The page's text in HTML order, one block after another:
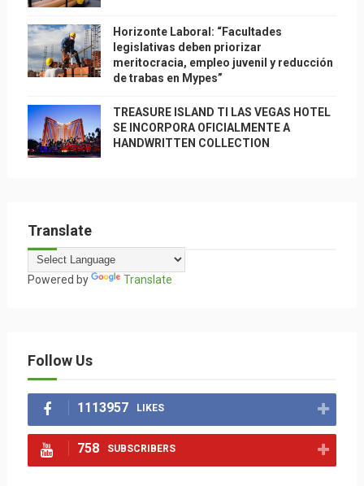
Horizonte Laboral: “Facultades
legislativas deben priorizar
meritocracia, empleo juvenil y reducción
de trabas en Mypes”
TREASURE ISLAND TI LAS VEGAS HOTEL
SE INCORPORA OFICIALMENTE A
HANDWRITTEN COLLECTION
Translate
Powered by Translate
Follow Us
1113957 LIKES
758 SUBSCRIBERS